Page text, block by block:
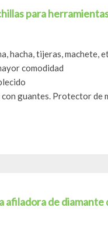
para
hacha, tijeras, machete,
comodidad
guantes. Protector de
afiladora de